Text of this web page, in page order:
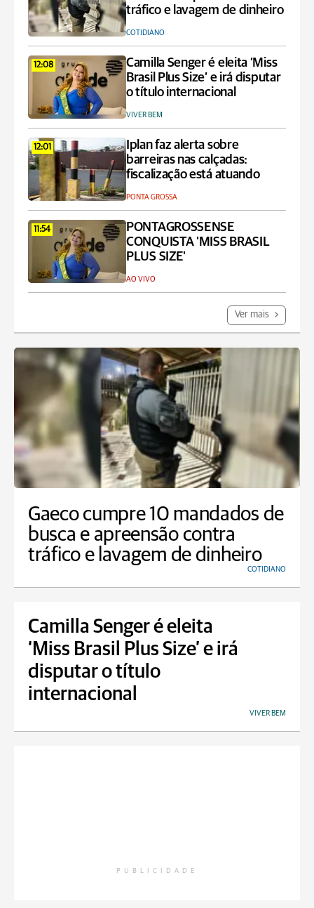
tráfico e lavagem de dinheiro
COTIDIANO
12:08
Camilla Senger é eleita ‘Miss
Brasil Plus Size’ e irá disputar
o título internacional
VIVER BEM
12:01
Iplan faz alerta sobre
barreiras nas calçadas:
fiscalização está atuando
PONTA GROSSA
11:54
PONTAGROSSENSE
CONQUISTA 'MISS BRASIL
PLUS SIZE'
AO VIVO
Ver mais
Gaeco cumpre 10 mandados de
busca e apreensão contra
tráfico e lavagem de dinheiro
COTIDIANO
Camilla Senger é eleita
‘Miss Brasil Plus Size’ e irá
disputar o título
internacional
VIVER BEM
PUBLICIDADE